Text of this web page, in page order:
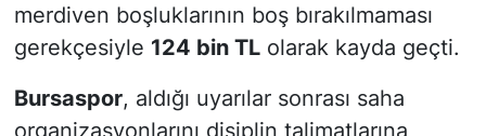
merdiven boşluklarının boş bırakılmaması
gerekçesiyle 124 bin TLolarak kayda geçti.
Bursaspor, aldığı uyarılar sonrası saha
organizasyonlarını disiplin talimatlarına